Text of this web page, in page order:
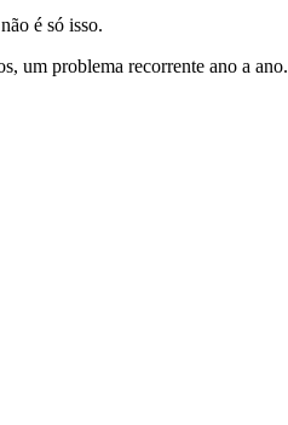
é só isso.
um problema recorrente ano a ano.